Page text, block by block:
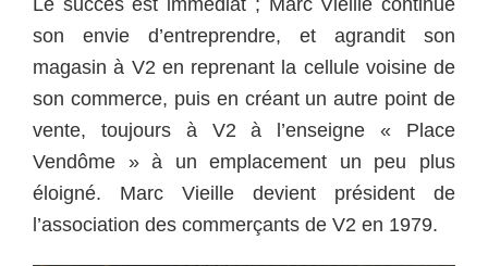
son envie d’entreprendre, et agrandit son
magasin à V2 en reprenant la cellule voisine de
son commerce, puis en créant un autre point de
vente, toujours à V2 à l’enseigne « Place
Vendôme » à un emplacement un peu plus
éloigné. Marc Vieille devient président de
l’association des commerçants de V2 en 1979.